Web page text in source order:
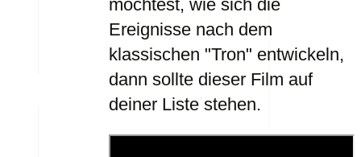
möchtest, wie sich die
Ereignisse nach dem
klassischen "Tron" entwickeln,
dann sollte dieser Film auf
deiner Liste stehen.